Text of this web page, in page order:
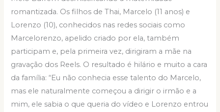
romantizada. Os filhos de Thai, Marcelo (11 anos) e
Lorenzo (10), conhecidos nas redes sociais como
Marcelorenzo, apelido criado por ela, também
participam e, pela primeira vez, dirigiram a mãe na
gravação dos Reels. O resultado é hilário e muito a cara
da família: “Eu não conhecia esse talento do Marcelo,
mas ele naturalmente começou a dirigir o irmão e a
mim, ele sabia o que queria do vídeo e Lorenzo entrou